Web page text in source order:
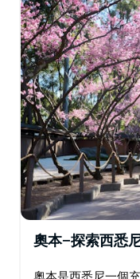
奧本—探索西悉
奧本是西悉尼一個